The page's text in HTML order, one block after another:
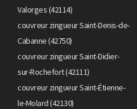
Valorges (42114)
couvreur zingueur Saint-Denis-de-
Cabanne (42750)
couvreur zingueur Saint-Didier-
sur-Rochefort (42111)
couvreur zingueur Saint-Étienne-
le-Molard (42130)